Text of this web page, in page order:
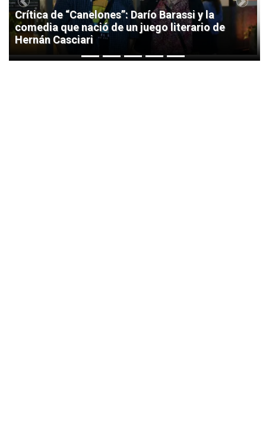
Crítica de “Canelones”: Darío Barassi y la
comedia que nació de un juego literario de
Hernán Casciari
Previous Next